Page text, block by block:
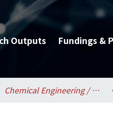
Outputs Fundings &
Chemical Engineering / 化學工程學系